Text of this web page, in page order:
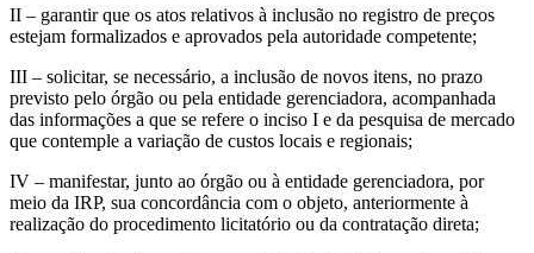
II – garantir que os atos relativos à inclusão no registro de preços
estejam formalizados e aprovados pela autoridade competente;
III – solicitar, se necessário, a inclusão de novos itens, no prazo
previsto pelo órgão ou pela entidade gerenciadora, acompanhada
das informações a que se refere o inciso I e da pesquisa de mercado
que contemple a variação de custos locais e regionais;
IV – manifestar, junto ao órgão ou à entidade gerenciadora, por
meio da IRP, sua concordância com o objeto, anteriormente à
realização do procedimento licitatório ou da contratação direta;